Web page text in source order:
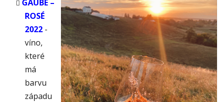
GAUBE –
ROSÉ
2022 -
víno,
které
má
barvu
západu